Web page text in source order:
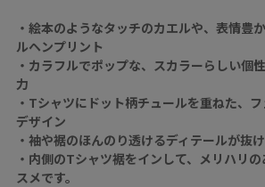
・絵本のようなタッチのカエルや、表情豊
ルヘンプリント
・カラフルでポップな、スカラーらしい個
力
・Tシャツにドット柄チュールを重ねた、
デザイン
・袖や裾のほんのり透けるディテールが抜
・内側のTシャツ裾をインして、メリハリ
スメです。